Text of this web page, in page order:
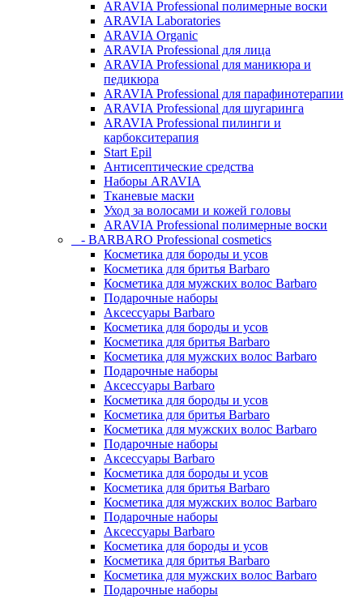
ARAVIA Professional полимерные воски
ARAVIA Laboratories
ARAVIA Organic
ARAVIA Professional для лица
ARAVIA Professional для маникюра и
педикюра
ARAVIA Professional для парафинотерапии
ARAVIA Professional для шугаринга
ARAVIA Professional пилинги и
карбокситерапия
Start Epil
Антисептические средства
Наборы ARAVIA
Тканевые маски
Уход за волосами и кожей головы
ARAVIA Professional полимерные воски
- BARBARO Professional cosmetics
Косметика для бороды и усов
Косметика для бритья Barbaro
Косметика для мужских волос Barbaro
Подарочные наборы
Аксессуары Barbaro
Косметика для бороды и усов
Косметика для бритья Barbaro
Косметика для мужских волос Barbaro
Подарочные наборы
Аксессуары Barbaro
Косметика для бороды и усов
Косметика для бритья Barbaro
Косметика для мужских волос Barbaro
Подарочные наборы
Аксессуары Barbaro
Косметика для бороды и усов
Косметика для бритья Barbaro
Косметика для мужских волос Barbaro
Подарочные наборы
Аксессуары Barbaro
Косметика для бороды и усов
Косметика для бритья Barbaro
Косметика для мужских волос Barbaro
Подарочные наборы